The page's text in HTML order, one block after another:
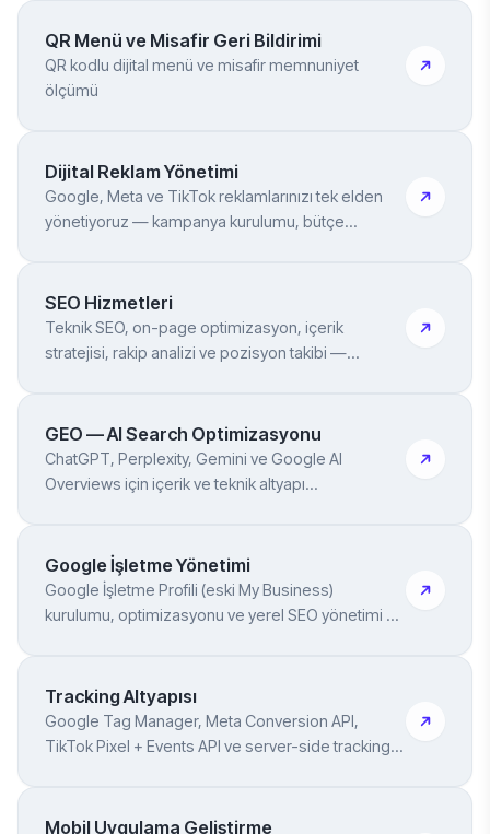
QR Menü ve Misafir Geri Bildirimi
QR kodlu dijital menü ve misafir memnuniyet
ölçümü
Dijital Reklam Yönetimi
Google, Meta ve TikTok reklamlarınızı tek elden
yönetiyoruz — kampanya kurulumu, bütçe
SEO Hizmetleri
Teknik SEO, on-page optimizasyon, içerik
stratejisi, rakip analizi ve pozisyon takibi —
GEO — AI Search Optimizasyonu
ChatGPT, Perplexity, Gemini ve Google AI
Overviews için içerik ve teknik altyapı
Google İşletme Yönetimi
Google İşletme Profili (eski My Business)
kurulumu, optimizasyonu ve yerel SEO yönetimi —
Tracking Altyapısı
Google Tag Manager, Meta Conversion API,
TikTok Pixel + Events API ve server-side tracking
Mobil Uygulama Geliştirme